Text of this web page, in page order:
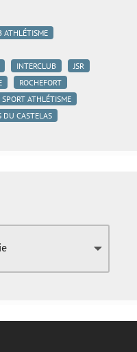
ATHLÉTISME
INTERCLUB
JSR
ROCHEFORT
SPORT ATHLÉTISME
DU CASTELAS